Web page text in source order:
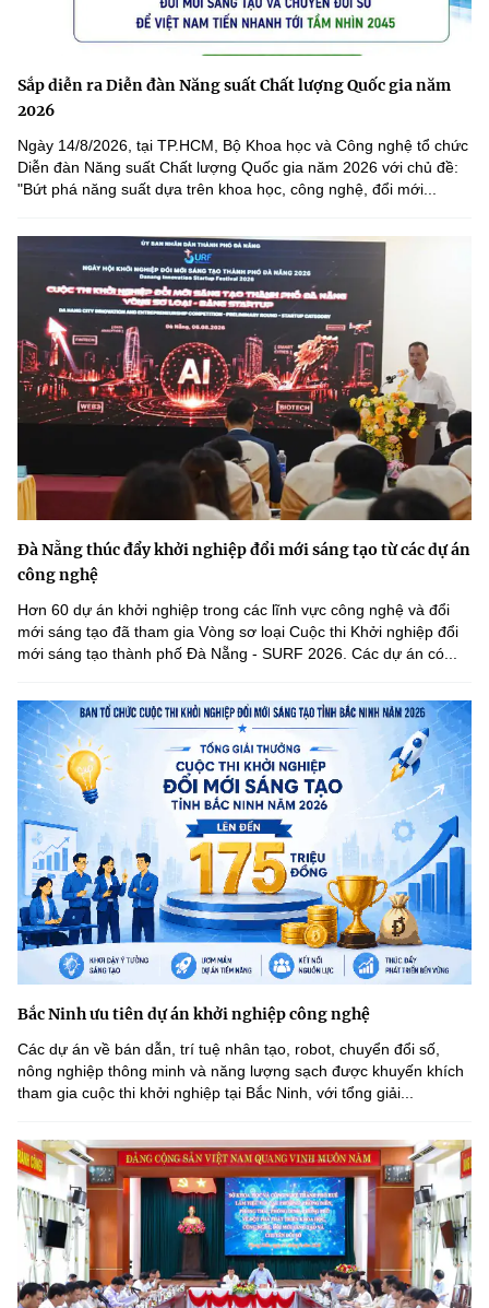
Sắp diễn ra Diễn đàn Năng suất Chất lượng Quốc gia năm
2026
Ngày 14/8/2026, tại TP.HCM, Bộ Khoa học và Công nghệ tổ chức
Diễn đàn Năng suất Chất lượng Quốc gia năm 2026 với chủ đề:
"Bứt phá năng suất dựa trên khoa học, công nghệ, đổi mới...
Đà Nẵng thúc đẩy khởi nghiệp đổi mới sáng tạo từ các dự án
công nghệ
Hơn 60 dự án khởi nghiệp trong các lĩnh vực công nghệ và đổi
mới sáng tạo đã tham gia Vòng sơ loại Cuộc thi Khởi nghiệp đổi
mới sáng tạo thành phố Đà Nẵng - SURF 2026. Các dự án có...
Bắc Ninh ưu tiên dự án khởi nghiệp công nghệ
Các dự án về bán dẫn, trí tuệ nhân tạo, robot, chuyển đổi số,
nông nghiệp thông minh và năng lượng sạch được khuyến khích
tham gia cuộc thi khởi nghiệp tại Bắc Ninh, với tổng giải...